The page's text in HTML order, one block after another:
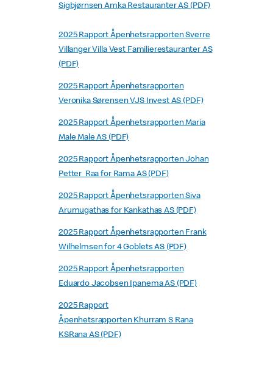
Sigbjørnsen Amka Restauranter AS (PDF)
2025 Rapport Åpenhetsrapporten Sverre
Villanger Villa Vest Familierestauranter AS
(PDF)
2025 Rapport Åpenhetsrapporten
Veronika Sørensen VJS Invest AS (PDF)
2025 Rapport Åpenhetsrapporten Maria
Male Male AS (PDF)
2025 Rapport Åpenhetsrapporten Johan
Petter Raa for Rama AS (PDF)
2025 Rapport Åpenhetsrapporten Siva
Arumugathas for Kankathas AS (PDF)
2025 Rapport Åpenhetsrapporten Frank
Wilhelmsen for 4 Goblets AS (PDF)
2025 Rapport Åpenhetsrapporten
Eduardo Jacobsen Ipanema AS (PDF)
2025 Rapport
Åpenhetsrapporten Khurram S Rana
KSRana AS (PDF)